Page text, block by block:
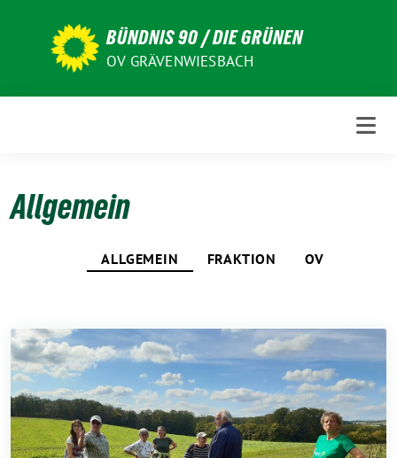
BÜNDNIS 90 / DIE GRÜNEN
OV GRÄVENWIESBACH
Allgemein
ALLGEMEIN FRAKTION OV